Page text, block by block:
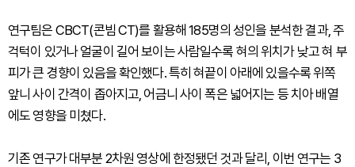
연구팀은 CBCT(콘빔 CT)를 활용해 185명의 성인을 분석한 결과, 주
걱턱이 있거나 얼굴이 길어 보이는 사람일수록 혀의 위치가 낮고 혀 부
피가 큰 경향이 있음을 확인했다. 특히 혀끝이 아래에 있을수록 위쪽
앞니 사이 간격이 좁아지고, 어금니 사이 폭은 넓어지는 등 치아 배열
에도 영향을 미쳤다.
기존 연구가 대부분 2차원 영상에 한정됐던 것과 달리, 이번 연구는 3